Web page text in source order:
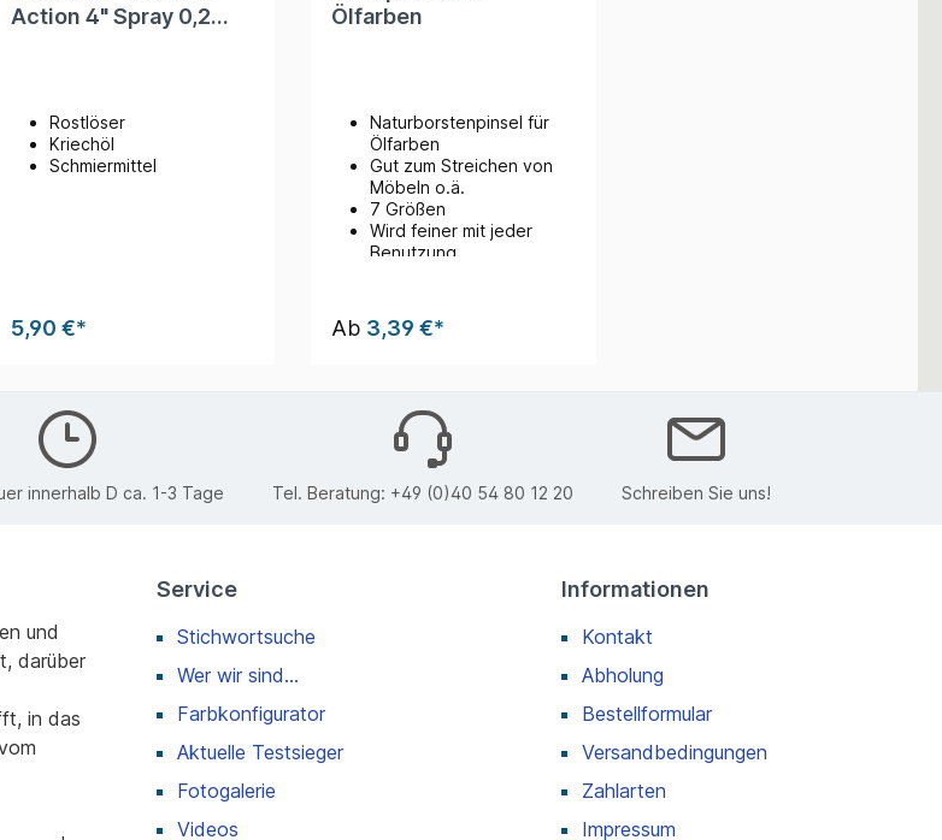
Action 4" Spray 0,2
Rostlöser
Kriechöl
Schmiermittel
5,90 €*
Ölfarben
Naturborstenpinsel für
Ölfarben
Gut zum Streichen von
Möbeln o.ä.
7 Größen
Wird feiner mit jeder
Benutzung
Ab 3,39 €*
innerhalb D ca. 1-3 Tage Tel. Beratung: +49 (0)40 54 80 12 20 Schreiben Sie uns!
und
darüber
in das
Service
Stichwortsuche
Wer wir sind...
Farbkonfigurator
Aktuelle Testsieger
Fotogalerie
Videos
Informationen
Kontakt
Abholung
Bestellformular
Versandbedingungen
Zahlarten
Impressum